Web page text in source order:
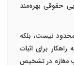
حقوقی بهره‌مند
نیست، بلکه
برای اثبات
مغازه در تشخیص